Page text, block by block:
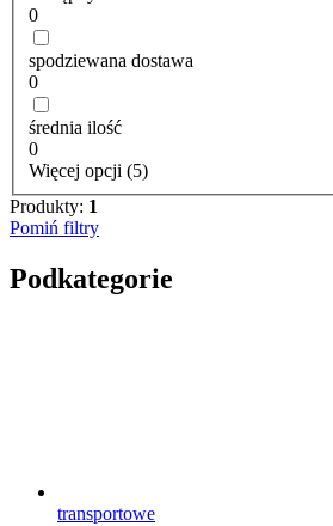
0
spodziewana dostawa
0
średnia ilość
0
Więcej opcji (5)
Produkty: 1
Pomiń filtry
Podkategorie
transportowe